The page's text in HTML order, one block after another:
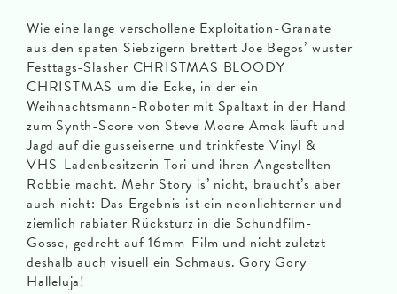
Wie eine lange verschollene Exploitation-Granate
aus den späten Siebzigern brettert Joe Begos’ wüster
Festtags-Slasher CHRISTMAS BLOODY
CHRISTMAS um die Ecke, in der ein
Weihnachtsmann-Roboter mit Spaltaxt in der Hand
zum Synth-Score von Steve Moore Amok läuft und
Jagd auf die gusseiserne und trinkfeste Vinyl &
VHS-Ladenbesitzerin Tori und ihren Angestellten
Robbie macht. Mehr Story is’ nicht, braucht’s aber
auch nicht: Das Ergebnis ist ein neonlichterner und
ziemlich rabiater Rücksturz in die Schundfilm-
Gosse, gedreht auf 16mm-Film und nicht zuletzt
deshalb auch visuell ein Schmaus. Gory Gory
Halleluja!